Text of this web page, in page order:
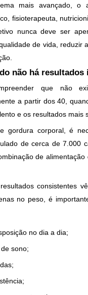
mais avançado, o
fisioterapeuta,
nunca deve ser
de vida, reduzir
não há resultados
que não
a partir dos 40,
e os resultados mais
gordura corporal, é
de cerca de 7.000
de alimentação
consistentes
no peso, é
no dia a dia;
sono;